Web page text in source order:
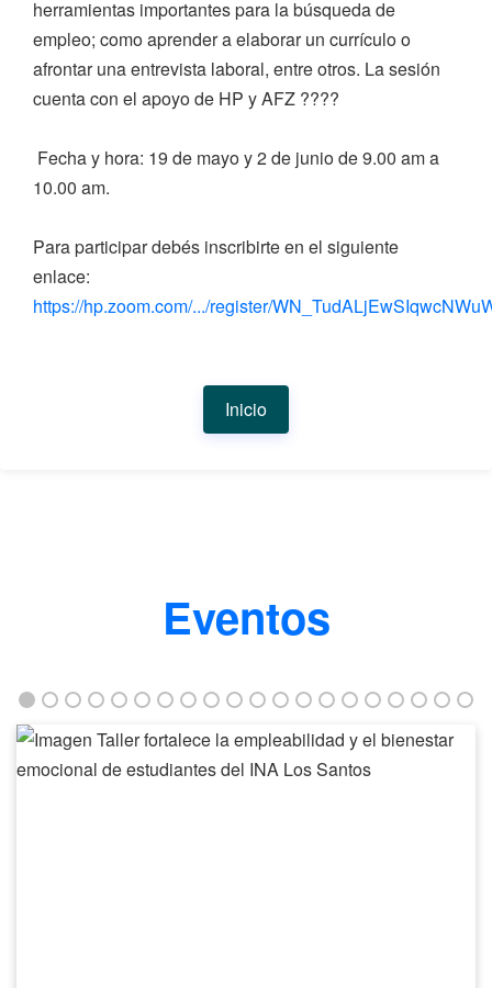
herramientas importantes para la búsqueda de
empleo; como aprender a elaborar un currículo o
afrontar una entrevista laboral, entre otros. La sesión
cuenta con el apoyo de HP y AFZ ????
Fecha y hora: 19 de mayo y 2 de junio de 9.00 am a
10.00 am.
Para participar debés inscribirte en el siguiente
enlace:
https://hp.zoom.com/.../register/
Inicio
Eventos
Taller
fortalece